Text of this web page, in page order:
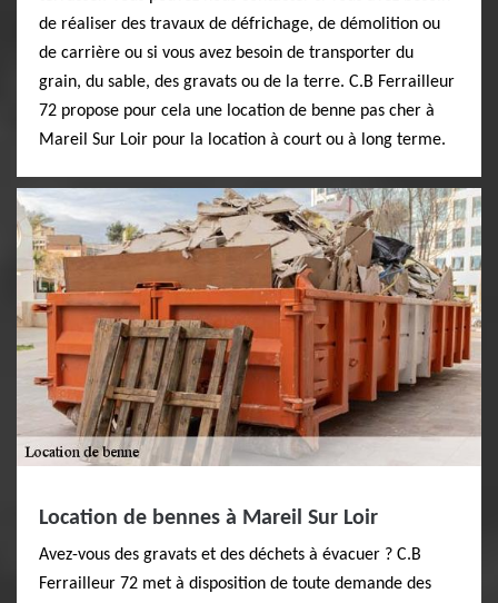
de réaliser des travaux de défrichage, de démolition ou
de carrière ou si vous avez besoin de transporter du
grain, du sable, des gravats ou de la terre. C.B Ferrailleur
72 propose pour cela une location de benne pas cher à
Mareil Sur Loir pour la location à court ou à long terme.
Location de bennes à Mareil Sur Loir
Avez-vous des gravats et des déchets à évacuer ? C.B
Ferrailleur 72 met à disposition de toute demande des